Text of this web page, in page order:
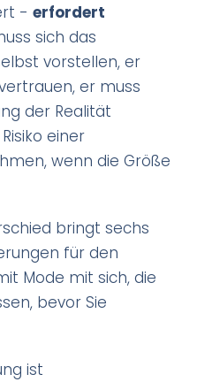
-erfordert
sich das
vorstellen, er
er muss
der Realität
einer
wenn die Größe
bringt sechs
für den
Mode mit sich, die
bevor Sie
ist